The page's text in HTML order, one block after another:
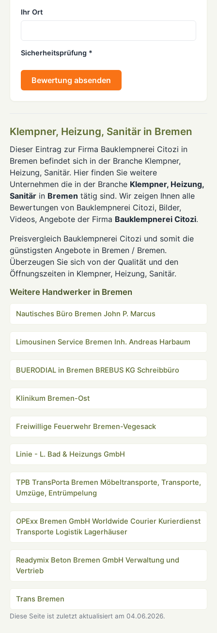
Ihr Ort
Sicherheitsprüfung *
Bewertung absenden
Klempner, Heizung, Sanitär in Bremen
Dieser Eintrag zur Firma Bauklempnerei Citozi in
Bremen befindet sich in der Branche Klempner,
Heizung, Sanitär. Hier finden Sie weitere
Unternehmen die in der Branche Klempner, Heizung,
Sanitär in Bremen tätig sind. Wir zeigen Ihnen alle
Bewertungen von Bauklempnerei Citozi, Bilder,
Videos, Angebote der Firma Bauklempnerei Citozi.
Preisvergleich Bauklempnerei Citozi und somit die
günstigsten Angebote in Bremen / Bremen.
Überzeugen Sie sich von der Qualität und den
Öffnungszeiten in Klempner, Heizung, Sanitär.
Weitere Handwerker in Bremen
Nautisches Büro Bremen John P. Marcus
Limousinen Service Bremen Inh. Andreas Harbaum
BUERODIAL in Bremen BREBUS KG Schreibbüro
Klinikum Bremen-Ost
Freiwillige Feuerwehr Bremen-Vegesack
Linie - L. Bad & Heizungs GmbH
TPB TransPorta Bremen Möbeltransporte, Transporte,
Umzüge, Entrümpelung
OPExx Bremen GmbH Worldwide Courier Kurierdienst
Transporte Logistik Lagerhäuser
Readymix Beton Bremen GmbH Verwaltung und
Vertrieb
Trans Bremen
Diese Seite ist zuletzt aktualisiert am 04.06.2026.